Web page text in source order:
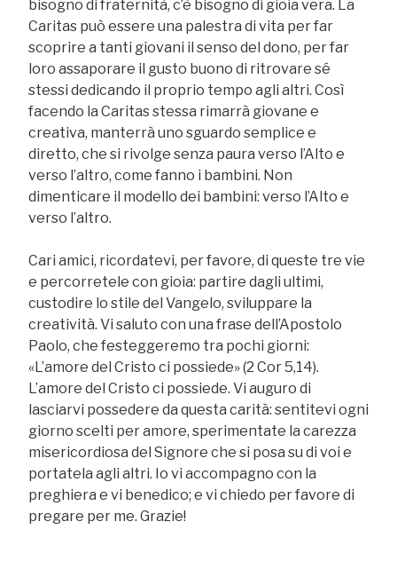
bisogno di fraternità, c’è bisogno di gioia vera. La
Caritas può essere una palestra di vita per far
scoprire a tanti giovani il senso del dono, per far
loro assaporare il gusto buono di ritrovare sé
stessi dedicando il proprio tempo agli altri. Così
facendo la Caritas stessa rimarrà giovane e
creativa, manterrà uno sguardo semplice e
diretto, che si rivolge senza paura verso l’Alto e
verso l’altro, come fanno i bambini. Non
dimenticare il modello dei bambini: verso l’Alto e
verso l’altro.
Cari amici, ricordatevi, per favore, di queste tre vie
e percorretele con gioia: partire dagli ultimi,
custodire lo stile del Vangelo, sviluppare la
creatività. Vi saluto con una frase dell’Apostolo
Paolo, che festeggeremo tra pochi giorni:
«L’amore del Cristo ci possiede» (2 Cor 5,14).
L’amore del Cristo ci possiede. Vi auguro di
lasciarvi possedere da questa carità: sentitevi ogni
giorno scelti per amore, sperimentate la carezza
misericordiosa del Signore che si posa su di voi e
portatela agli altri. Io vi accompagno con la
preghiera e vi benedico; e vi chiedo per favore di
pregare per me. Grazie!